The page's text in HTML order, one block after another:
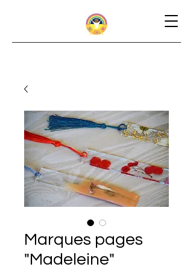
Marques pages
"Madeleine"